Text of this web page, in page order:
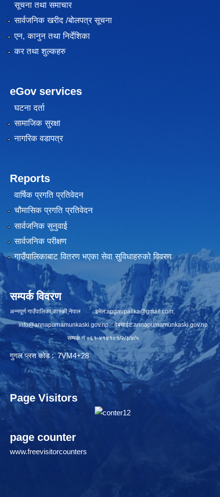
सूचना तथा समाचार
सार्वजनिक खरीद /बोलपत्र सूचना
एन, कानुन तथा निर्देशिका
कर तथा शुल्कहरु
eGov services
घटना दर्ता
सामाजिक सुरक्षा
नागरिक वडापत्र
Reports
वार्षिक प्रगति प्रतिवेदन
चौमासिक प्रगति प्रतिवेदन
सार्वजनिक सुनुवाई
सार्वजनिक परीक्षण
गाउँपालिकाबाट वितरण भएका सेवा सुविधाहरुको विवरण
सम्पर्क विवरण
अन्नपूर्ण गाउँपालिका,कास्की,नेपाल इमेल:apgaupalika@gmail.com,
info@annapurnamunkaski.gov.npवेबसाईट:annapurnamunkaski.gov.np
सम्पर्क नं:०६१-४१४१०१/२/३/४/५
गुगल प्लस कोड : 7VM4+28
Page Visitors
page counter
www.freevisitorcounters